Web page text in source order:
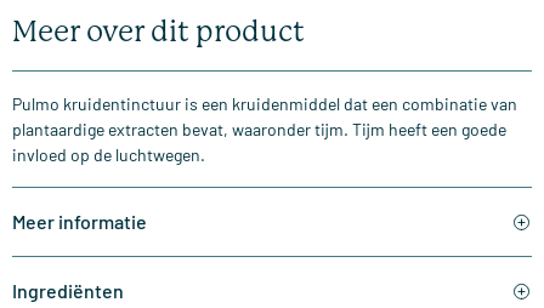
Meer over dit product
Pulmo kruidentinctuur is een kruidenmiddel dat een combinatie van
plantaardige extracten bevat, waaronder tijm. Tijm heeft een goede
invloed op de luchtwegen.
Meer informatie
Ingrediënten